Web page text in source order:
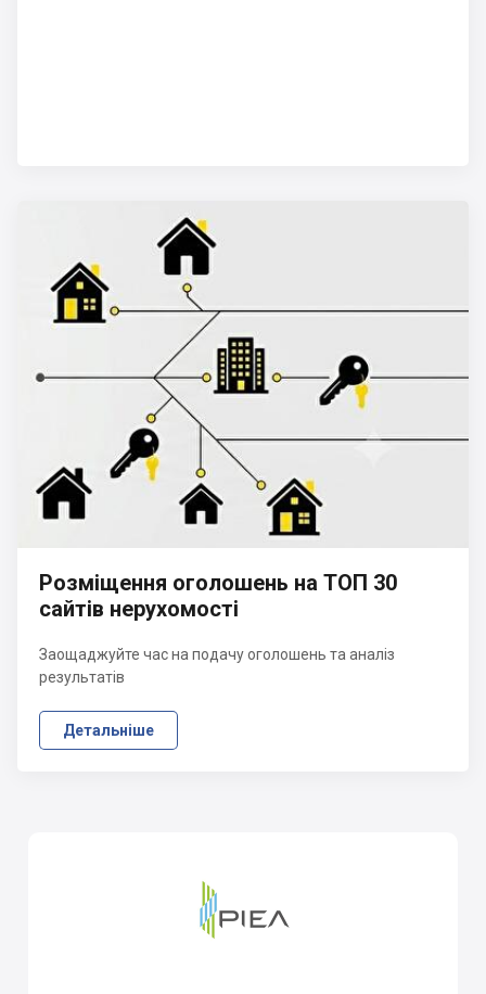
Розміщення оголошень на ТОП 30
сайтів нерухомості
Заощаджуйте час на подачу оголошень та аналіз
результатів
Детальніше